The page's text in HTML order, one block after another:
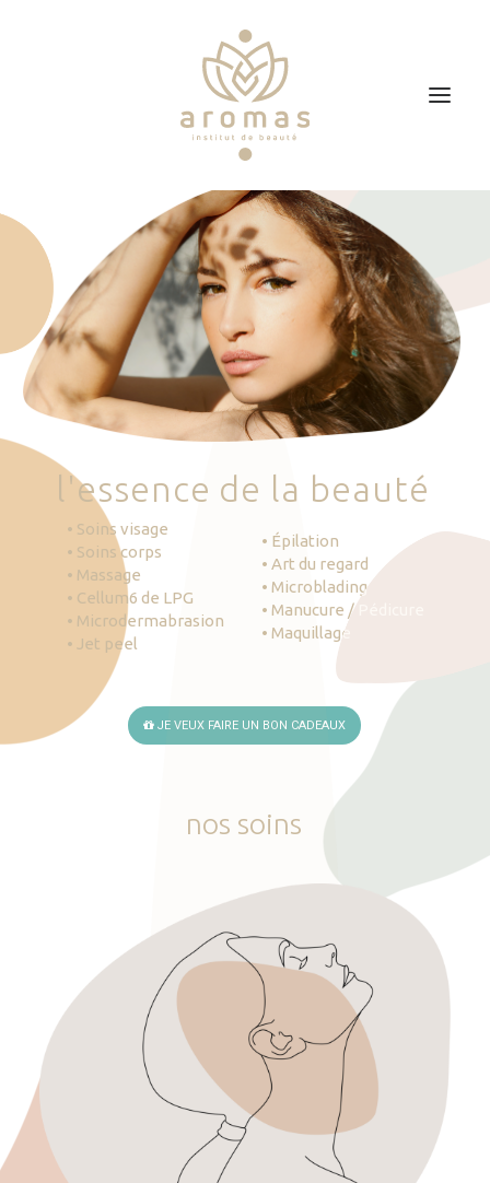
Soins
Je veux faire un bon cadeau
Plan d’accès
Prendre RDV
'essence de la beauté
• Soins visage
• Soins corps
• Massage
• Cellum6 de LPG
• Microdermabrasion
• Jet peel
• Épilation
• Art du regard
• Microblading
• Manucure / Pédicure
• Maquillage
JE VEUX FAIRE UN BON CADEAUX
nos soins